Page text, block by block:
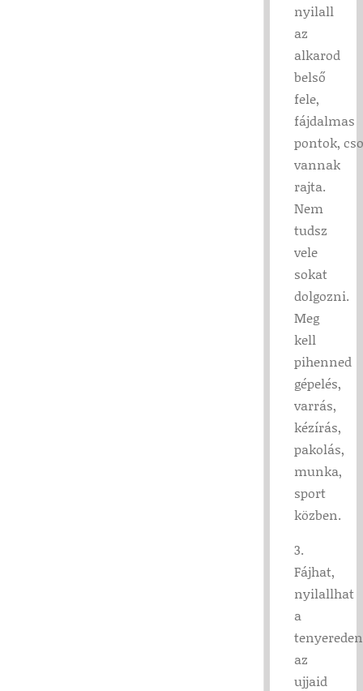
nyilall
az
alkarod
belső
fele,
fájdalmas
pontok,
vannak
rajta.
Nem
tudsz
vele
sokat
dolgozni.
Meg
kell
pihenned
gépelés,
varrás,
kézírás,
pakolás,
munka,
sport
közben.
3.
Fájhat,
nyilallhat
a
tenyereden
az
ujjaid